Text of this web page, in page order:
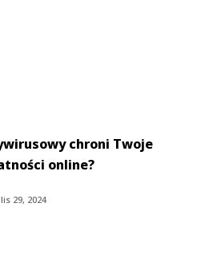
chroni Twoje
online?
lis 29, 2024